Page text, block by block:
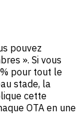
pouvez
». Si vous
pour tout le
stade, la
cette
OTA en une